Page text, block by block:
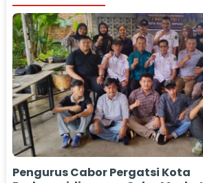
Pengurus Cabor Pergatsi Kota